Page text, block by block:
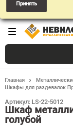
Принять
Главная
Шкафы для раздевалок
Шкаф
голубой
Артикул: LS-22-5012